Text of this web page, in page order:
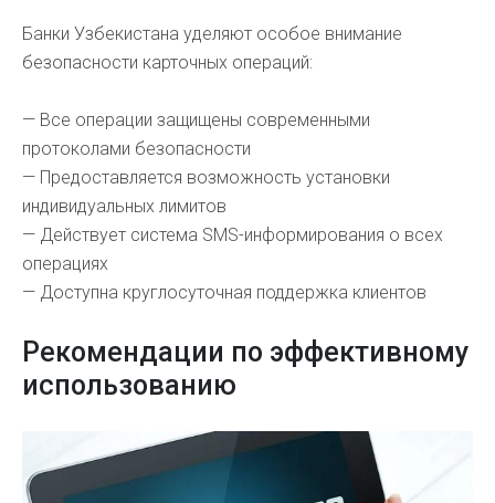
Банки Узбекистана уделяют особое внимание
безопасности карточных операций:
— Все операции защищены современными
протоколами безопасности
— Предоставляется возможность установки
индивидуальных лимитов
— Действует система SMS-информирования о всех
операциях
— Доступна круглосуточная поддержка клиентов
Рекомендации по эффективному
использованию